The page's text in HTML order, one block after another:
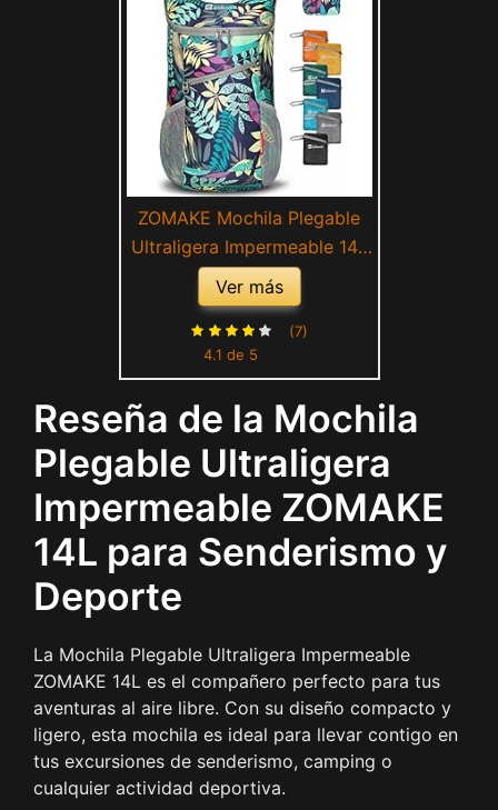
ZOMAKE Mochila Plegable
Ultraligera Impermeable 14L
- Mochilas Pequeña
Plegables Senderismo para
Hombre Mujer Trekking
Deporte(Color Mixto-Hojas)
Ver más
4.1 de 5
(7)
Reseña de la Mochila
Plegable Ultraligera
Impermeable ZOMAKE
14L para Senderismo y
Deporte
La Mochila Plegable Ultraligera Impermeable
ZOMAKE 14L es el compañero perfecto para tus
aventuras al aire libre. Con su diseño compacto y
ligero, esta mochila es ideal para llevar contigo en
tus excursiones de senderismo, camping o
cualquier actividad deportiva.